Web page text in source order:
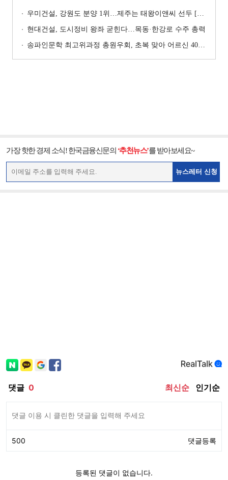
우미건설, 강원도 분양 1위…제주는 태왕이앤씨 선두 [이 지역 분양왕-강원·제주]
현대건설, 도시정비 왕좌 굳힌다…목동·한강로 수주 총력
송파인문학 최고위과정 총원우회, 초복 맞아 어르신 400명에 삼계탕 나눔
가장 핫한 경제 소식! 한국금융신문의 ‘추천뉴스’를 받아보세요~
뉴스레터 신청